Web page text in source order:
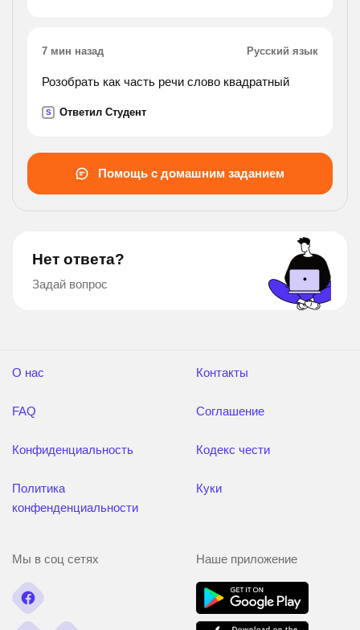
7 мин назад Русский язык
Розобрать как часть речи слово квадратный
S Ответил Студент
Помощь с домашним заданием
Нет ответа?
Задай вопрос
О нас
FAQ
Конфиденциальность
Политика
конфенденциальности
Контакты
Соглашение
Кодекс чести
Куки
Мы в соц сетях Наше приложение